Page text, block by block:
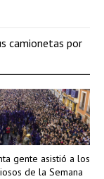
gente asistió a los
de la Semana
camionetas por